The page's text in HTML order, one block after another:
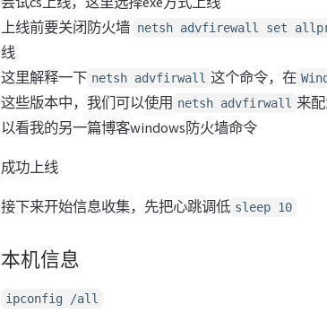
上线前要关闭防火墙 netsh advfirewall set
线
这里解释一下 netsh advfirwall 这个命令，在
这些版本中，我们可以使用 netsh advfirwall 来
以看我的另一篇博客windows防火墙命令
成功上线
接下来开始信息收集，先把心跳调低 sleep 10
本机信息
ipconfig /all